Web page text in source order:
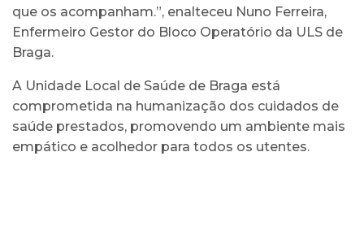
que os acompanham.”, enalteceu Nuno Ferreira,
Enfermeiro Gestor do Bloco Operatório da ULS de
Braga.
A Unidade Local de Saúde de Braga está
comprometida na humanização dos cuidados de
saúde prestados, promovendo um ambiente mais
empático e acolhedor para todos os utentes.